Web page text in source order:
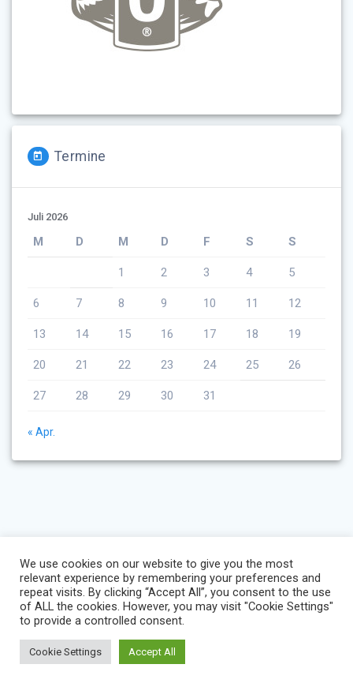
Termine
Juli 2026
M D M D F S S
1 2 3 4 5
6 7 8 9 10 11 12
13 14 15 16 17 18 19
20 21 22 23 24 25 26
27 28 29 30 31
« Apr.
We use cookies on our website to give you the most
relevant experience by remembering your preferences and
repeat visits. By clicking “Accept All”, you consent to the use
of ALL the cookies. However, you may visit "Cookie Settings"
to provide a controlled consent.
Cookie Settings Accept All